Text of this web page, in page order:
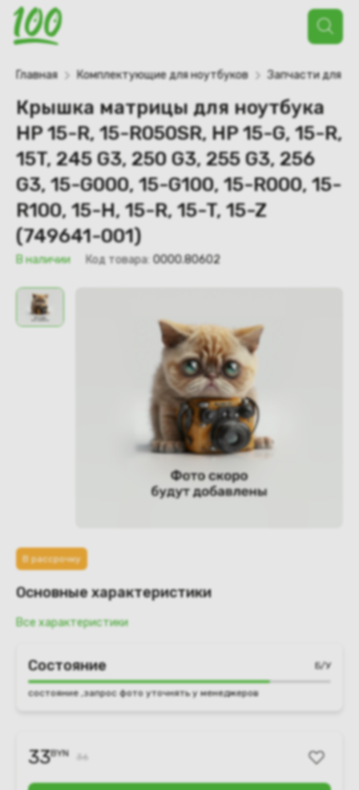
Поиск
товаров
Главная Комплектующие для ноутбуков Запчасти для
Крышка матрицы для ноутбука
HP 15-R, 15-R050SR, HP 15-G, 15-R,
15T, 245 G3, 250 G3, 255 G3, 256
G3, 15-G000, 15-G100, 15-R000, 15-
R100, 15-H, 15-R, 15-T, 15-Z
(749641-001)
В наличии Код товара: 0000.80602
В рассрочку
Основные характеристики
Все характеристики
Состояние Б/У
состояние ,запрос фото уточнять у менеджеров
33BYN 36